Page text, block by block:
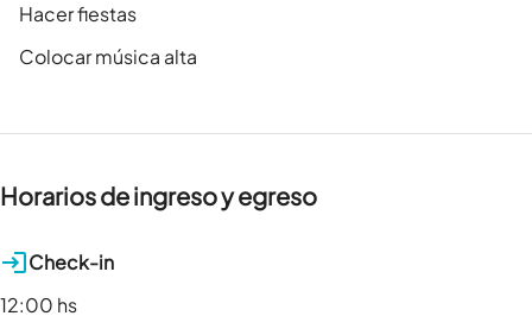
Hacer fiestas
Colocar música alta
Horarios de ingreso y egreso
Check-in
12:00 hs